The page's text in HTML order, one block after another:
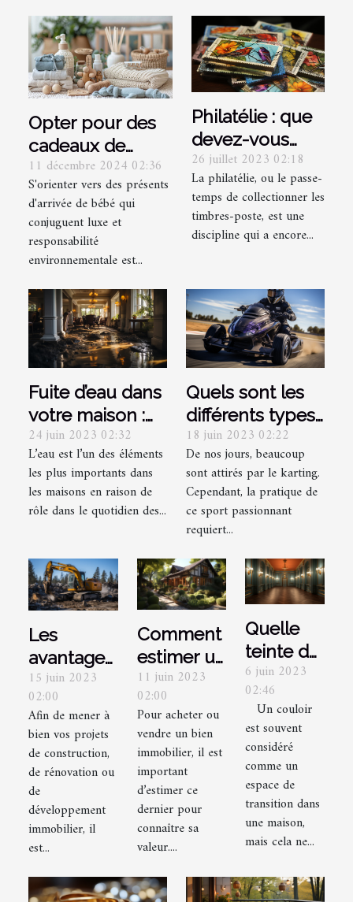
Opter pour des
cadeaux de
naissance de
luxe et
écoresponsables
11 décembre 2024 02:36
S'orienter vers des présents
d'arrivée de bébé qui
conjuguent luxe et
responsabilité
environnementale est...
Philatélie : que
devez-vous
savoir lorsque
vous
collectionnez
des timbres ?
26 juillet 2023 02:18
La philatélie, ou le passe-
temps de collectionner les
timbres-poste, est une
discipline qui a encore...
Fuite d’eau dans
votre maison :
Comment
arriver à
détecter et les
précautions à
24 juin 2023 02:32
L’eau est l’un des éléments
les plus importants dans
les maisons en raison de
rôle dans le quotidien des...
Quels sont les
différents types
de licences
nécessaires
pour le Karting ?
18 juin 2023 02:22
De nos jours, beaucoup
sont attirés par le karting.
Cependant, la pratique de
ce sport passionnant
requiert...
Les
avantages
de faire
appel à
une
entreprise
de
démolition
pour vos
projets
15 juin 2023
02:00
Afin de mener à
bien vos projets
de construction,
de rénovation ou
de
développement
immobilier, il
est...
Comment
estimer un
bien
immobilier
à Brive-la-
Gaillarde ?
11 juin 2023
02:00
Pour acheter ou
vendre un bien
immobilier, il est
important
d’estimer ce
dernier pour
connaître sa
valeur....
Quelle
teinte de
peinture
utiliser
pour un
couloir et
ses
portes ?
6 juin 2023
02:46
Un couloir
est souvent
considéré
comme un
espace de
transition dans
une maison,
mais cela ne...